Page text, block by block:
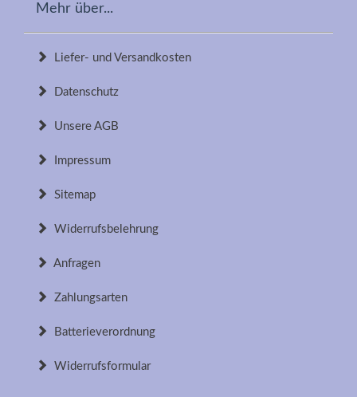
Mehr über...
Liefer- und Versandkosten
Datenschutz
Unsere AGB
Impressum
Sitemap
Widerrufsbelehrung
Anfragen
Zahlungsarten
Batterieverordnung
Widerrufsformular